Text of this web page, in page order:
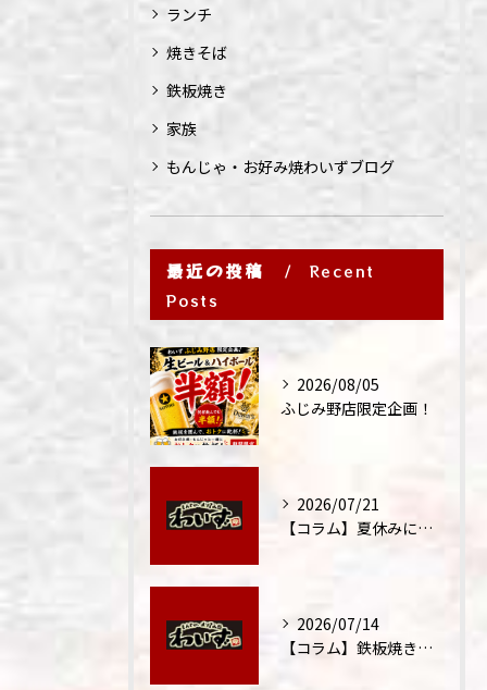
ランチ
焼きそば
鉄板焼き
家族
もんじゃ・お好み焼わいずブログ
最近の投稿
Recent
Posts
2026/08/05
ふじみ野店限定企画！
2026/07/21
【コラム】夏休みに家族外食が増える理由
2026/07/14
【コラム】鉄板焼きが"コミュニケーション飯"と呼ばれる理由